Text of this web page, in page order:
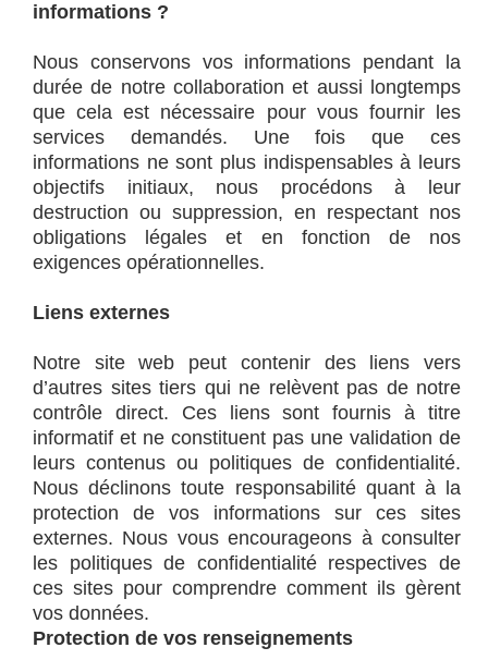
informations ?
Nous conservons vos informations pendant la
durée de notre collaboration et aussi longtemps
que cela est nécessaire pour vous fournir les
services demandés. Une fois que ces
informations ne sont plus indispensables à leurs
objectifs initiaux, nous procédons à leur
destruction ou suppression, en respectant nos
obligations légales et en fonction de nos
exigences opérationnelles.
Liens externes
Notre site web peut contenir des liens vers
d’autres sites tiers qui ne relèvent pas de notre
contrôle direct. Ces liens sont fournis à titre
informatif et ne constituent pas une validation de
leurs contenus ou politiques de confidentialité.
Nous déclinons toute responsabilité quant à la
protection de vos informations sur ces sites
externes. Nous vous encourageons à consulter
les politiques de confidentialité respectives de
ces sites pour comprendre comment ils gèrent
vos données.
Protection de vos renseignements